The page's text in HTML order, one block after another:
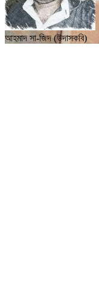
আহমাদ সা-জিদ (উদাসকবি)